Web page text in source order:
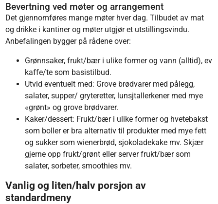
Bevertning ved møter og arrangement
Det gjennomføres mange møter hver dag. Tilbudet av mat
og drikke i kantiner og møter utgjør et utstillingsvindu.
Anbefalingen bygger på rådene over:
Grønnsaker, frukt/bær i ulike former og vann (alltid), ev
kaffe/te som basistilbud.
Utvid eventuelt med: Grove brødvarer med pålegg,
salater, supper/ gryteretter, lunsjtallerkener med mye
«grønt» og grove brødvarer.
Kaker/dessert: Frukt/bær i ulike former og hvetebakst
som boller er bra alternativ til produkter med mye fett
og sukker som wienerbrød, sjokoladekake mv. Skjær
gjerne opp frukt/grønt eller server frukt/bær som
salater, sorbeter, smoothies mv.
Vanlig og liten/halv porsjon av
standardmeny